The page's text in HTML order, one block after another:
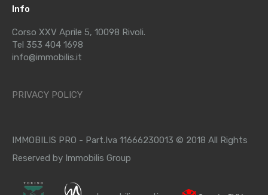
Info
Corso XXV Aprile 5, 10098 Rivoli.
Tel 353 404 1698
info@immobilis.it
PRIVACY POLICY
IMMOBILIS PRO - Part.Iva 11666230013 © 2018 All Rights
Reserved by Immobilis Group